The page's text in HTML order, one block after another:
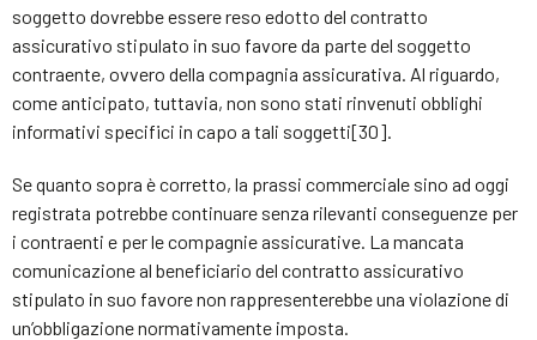
soggetto dovrebbe essere reso edotto del contratto
assicurativo stipulato in suo favore da parte del soggetto
contraente, ovvero della compagnia assicurativa. Al riguardo,
come anticipato, tuttavia, non sono stati rinvenuti obblighi
informativi specifici in capo a tali soggetti[30].
Se quanto sopra è corretto, la prassi commerciale sino ad oggi
registrata potrebbe continuare senza rilevanti conseguenze per
i contraenti e per le compagnie assicurative. La mancata
comunicazione al beneficiario del contratto assicurativo
stipulato in suo favore non rappresenterebbe una violazione di
un’obbligazione normativamente imposta.